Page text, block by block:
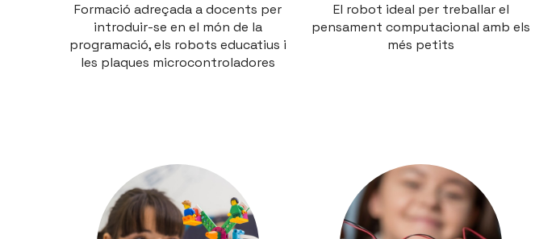
Formació adreçada a docents per
introduir-se en el món de la
programació, els robots educatius i
les plaques microcontroladores
El robot ideal per treballar el
pensament computacional amb els
més petits